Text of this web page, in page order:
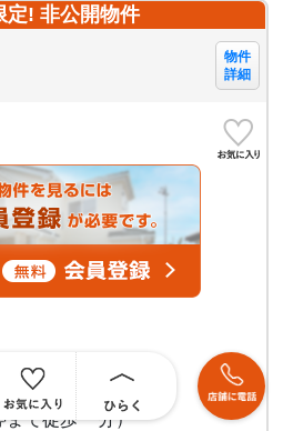
定! 非公開物件
物件
詳細
駅
まで徒歩***分）